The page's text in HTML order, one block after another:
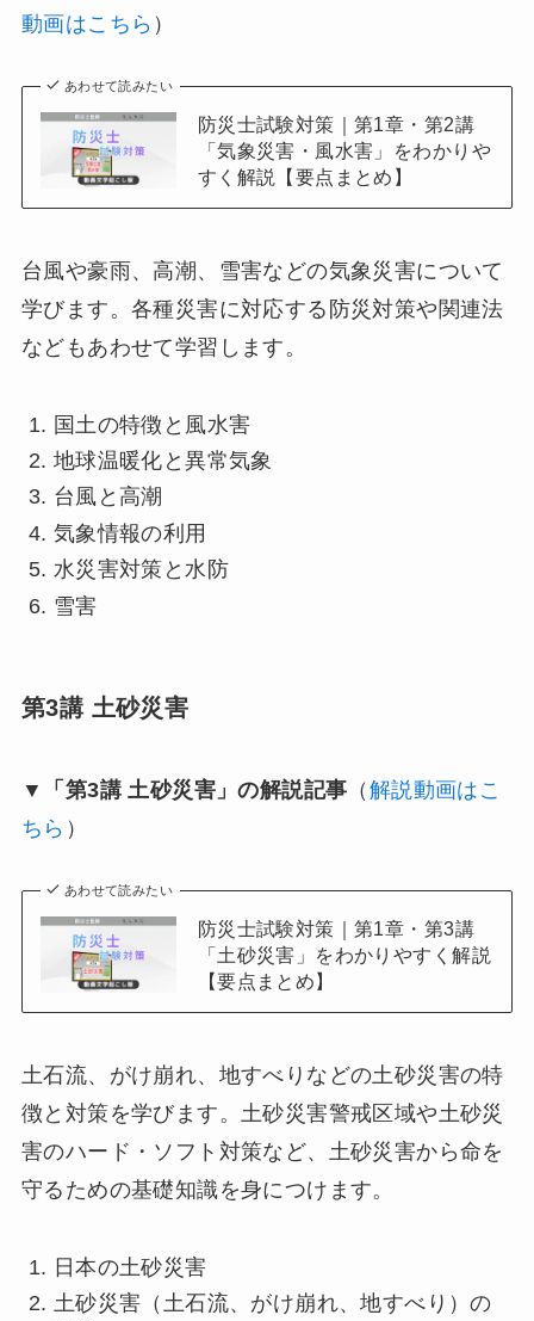
動画はこちら ）
あわせて読みたい
防災士試験対策｜第1章・第2講
「気象災害・風水害」をわかりや
すく解説【要点まとめ】
台風や豪雨、高潮、雪害などの気象災害について
学びます。各種災害に対応する防災対策や関連法
などもあわせて学習します。
国土の特徴と風水害
地球温暖化と異常気象
台風と高潮
気象情報の利用
水災害対策と水防
雪害
第3講 土砂災害
▼「第3講 土砂災害」の解説記事 （ 解説動画はこ
ちら ）
あわせて読みたい
防災士試験対策｜第1章・第3講
「土砂災害」をわかりやすく解説
【要点まとめ】
土石流、がけ崩れ、地すべりなどの土砂災害の特
徴と対策を学びます。土砂災害警戒区域や土砂災
害のハード・ソフト対策など、土砂災害から命を
守るための基礎知識を身につけます。
日本の土砂災害
土砂災害（土石流、がけ崩れ、地すべり）の